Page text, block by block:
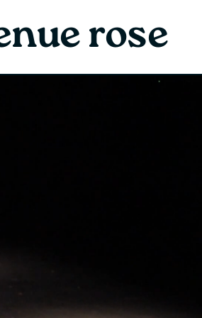
rose